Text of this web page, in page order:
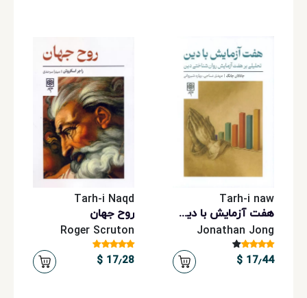
Tarh-i naw
هفت آزمایش با دین: تحلیلی بر هفت آزمایش روان شناختی دین
Jonathan Jong
17٫44 $
Tarh-i Naqd
روح جهان
Roger Scruton
17٫28 $